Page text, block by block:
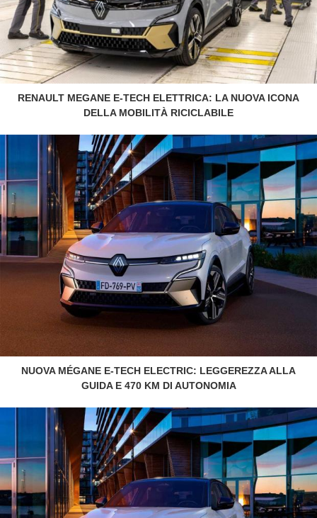
RENAULT MEGANE E-TECH ELETTRICA: LA NUOVA ICONA
DELLA MOBILITÀ RICICLABILE
NUOVA MÉGANE E-TECH ELECTRIC: LEGGEREZZA ALLA
GUIDA E 470 KM DI AUTONOMIA